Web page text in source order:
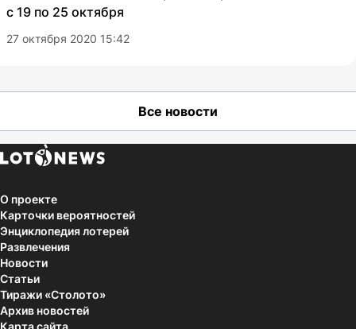
с 19 по 25 октября
27 октября 2020 15:42
Все новости
О проекте
Карточки вероятностей
Энциклопедия лотерей
Развлечения
Новости
Статьи
Тиражи «Столото»
Архив новостей
Карта сайта